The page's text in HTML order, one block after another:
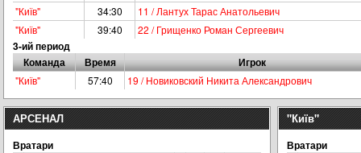
"Київ"
34:30
11 / Лантух Тарас Анатольевич
"Київ"
39:40 22 / Грищенко Роман Сергеевич
3-ий период
Команда
Время Игрок
"Київ" 57:40 19 / Новиковский Никита Александрович
АРСЕНАЛ
Вратари
"Київ"
Вратари